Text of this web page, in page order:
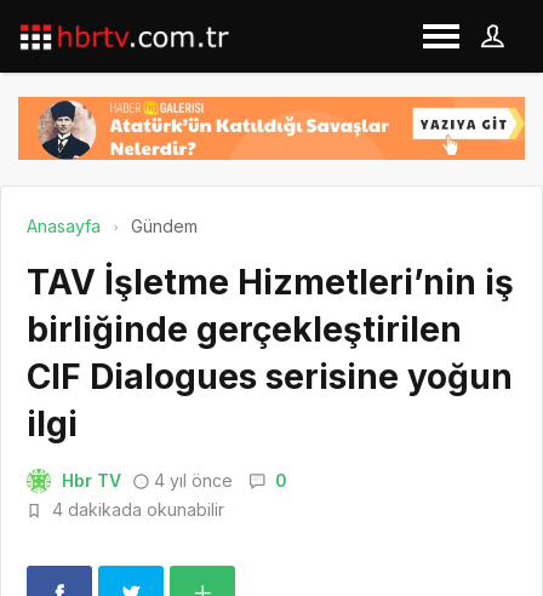
Anasayfa Gündem
TAV İşletme Hizmetleri’nin iş
birliğinde gerçekleştirilen
CIF Dialogues serisine yoğun
ilgi
Hbr TV 4 yıl önce
0
4 dakikada okunabilir